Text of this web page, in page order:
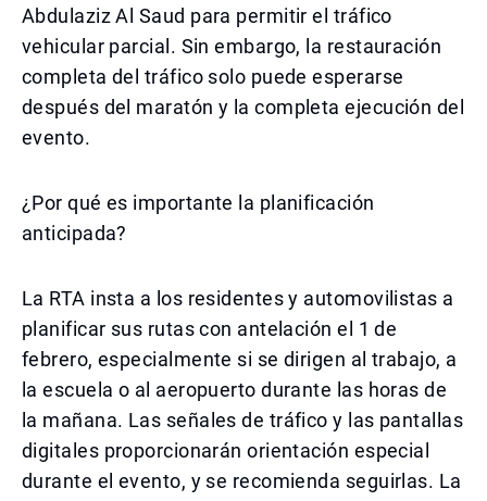
Abdulaziz Al Saud para permitir el tráfico
vehicular parcial. Sin embargo, la restauración
completa del tráfico solo puede esperarse
después del maratón y la completa ejecución del
evento.
¿Por qué es importante la planificación
anticipada?
La RTA insta a los residentes y automovilistas a
planificar sus rutas con antelación el 1 de
febrero, especialmente si se dirigen al trabajo, a
la escuela o al aeropuerto durante las horas de
la mañana. Las señales de tráfico y las pantallas
digitales proporcionarán orientación especial
durante el evento, y se recomienda seguirlas. La